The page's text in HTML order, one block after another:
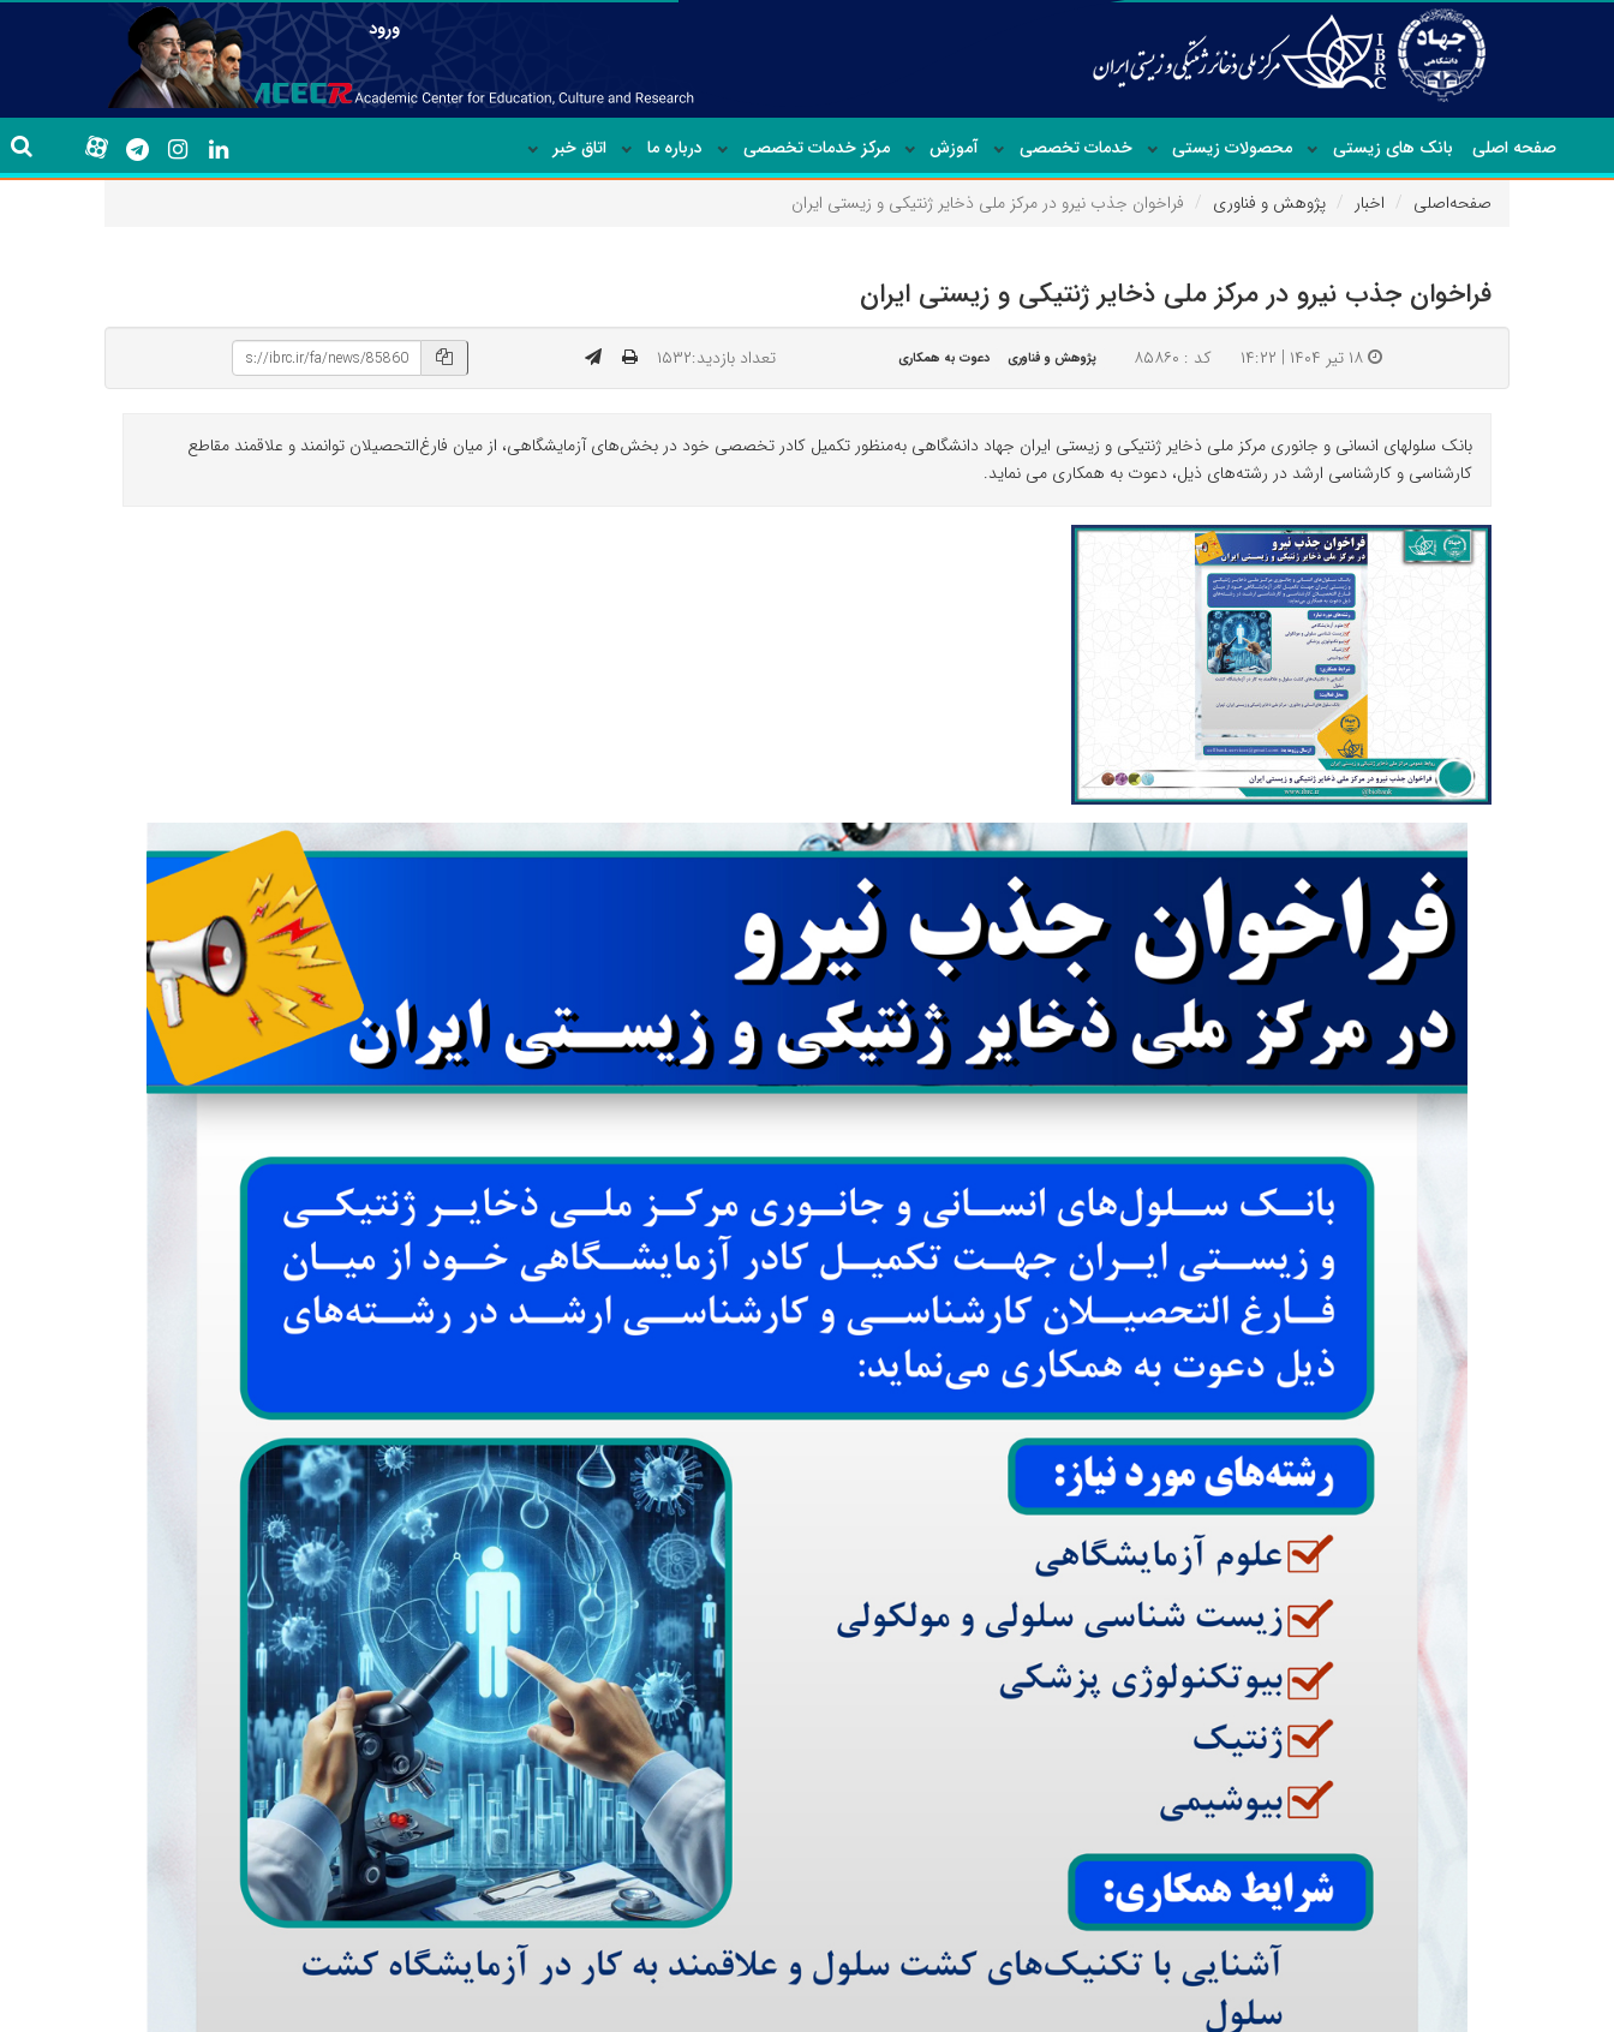
ورود
صفحه اصلی بانک های زیستی محصولات زیستی خدمات تخصصی آموزش مرکز خدمات تخصصی درباره ما اتاق خبر
صفحه‌اصلی اخبار پژوهش و فناوری فراخوان جذب نیرو در مرکز ملی ذخایر ژنتیکی و زیستی ایران
فراخوان جذب نیرو در مرکز ملی ذخایر ژنتیکی و زیستی ایران
۱۸ تیر ۱۴۰۴ | ۱۴:۲۲ کد : ۸۵۸۶۰ پژوهش و فناوری دعوت به همکاری تعداد بازدید:۱۵۳۲
بانک سلولهای انسانی و جانوری مرکز ملی ذخایر ژنتیکی و زیستی ایران جهاد دانشگاهی به‌منظور تکمیل کادر تخصصی خود در بخش‌های آزمایشگاهی، از میان فارغ‌التحصیلان توانمند و علاقمند مقاطع
کارشناسی و کارشناسی ارشد در رشته‌های ذیل، دعوت به همکاری می نماید.